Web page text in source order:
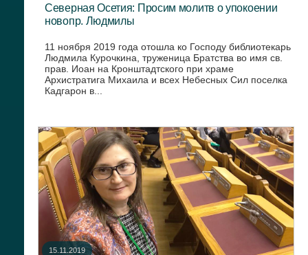
Северная Осетия: Просим молитв о упокоении
новопр. Людмилы
11 ноября 2019 года отошла ко Господу библиотекарь
Людмила Курочкина, труженица Братства во имя св.
прав. Иоан на Кронштадтского при храме
Архистратига Михаила и всех Небесных Сил поселка
Кадгарон в...
15.11.2019